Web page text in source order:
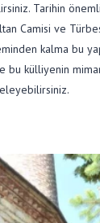
Tarihin
Camisi ve
kalma bu
bu külliyenin